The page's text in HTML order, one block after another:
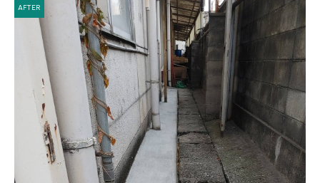
AFTER